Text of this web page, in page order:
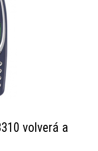
volverá a